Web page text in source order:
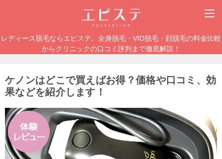
レディース脱毛ならエピステ。全身脱毛・VIO脱毛・顔脱毛の料金比較
からクリニックの口コミ評判まで徹底解説！
ケノンはどこで買えばお得？価格や口コミ、効
果などを紹介します！